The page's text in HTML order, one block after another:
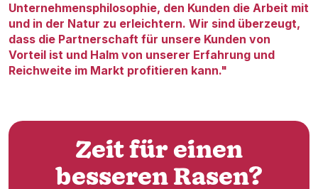
Unternehmensphilosophie, den Kunden die Arbeit mit
und in der Natur zu erleichtern. Wir sind überzeugt,
dass die Partnerschaft für unsere Kunden von
Vorteil ist und Halm von unserer Erfahrung und
Reichweite im Markt profitieren kann."
Zeit für einen
besseren Rasen?